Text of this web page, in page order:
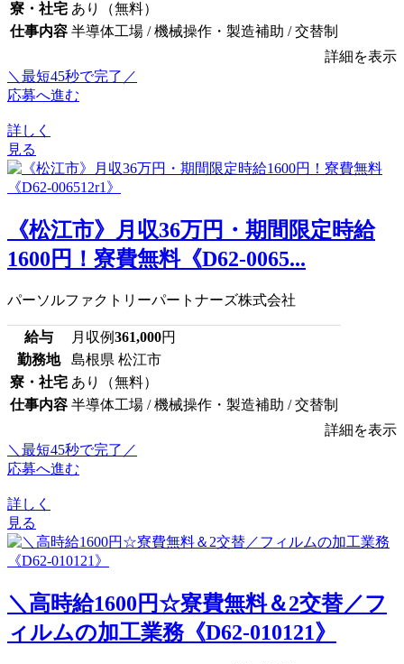
寮・社宅 あり（無料）
仕事内容 半導体工場 / 機械操作・製造補助 / 交替制
詳細を表示
＼最短45秒で完了／
応募へ進む
詳しく
見る
《松江市》月収36万円・期間限定時給
1600円！寮費無料《D62-0065...
パーソルファクトリーパートナーズ株式会社
給与 月収例361,000円
勤務地
島根県 松江市
寮・社宅 あり（無料）
仕事内容 半導体工場 / 機械操作・製造補助 / 交替制
詳細を表示
＼最短45秒で完了／
応募へ進む
詳しく
見る
＼高時給1600円☆寮費無料＆2交替／フ
ィルムの加工業務《D62-010121》